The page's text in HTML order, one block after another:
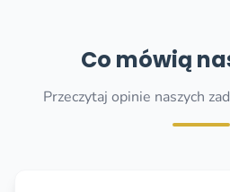
Co mówią
Przeczytaj opinie naszych